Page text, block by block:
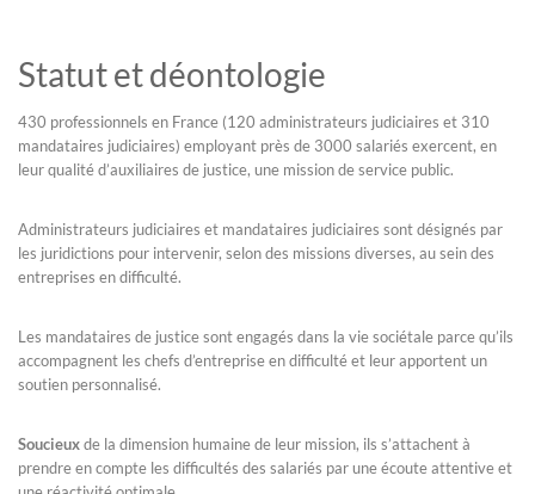
Statut et déontologie
430 professionnels en France (120 administrateurs judiciaires et 310
mandataires judiciaires) employant près de 3000 salariés exercent, en
leur qualité d’auxiliaires de justice, une mission de service public.
Administrateurs judiciaires et mandataires judiciaires sont désignés par
les juridictions pour intervenir, selon des missions diverses, au sein des
entreprises en difficulté.
Les mandataires de justice sont engagés dans la vie sociétale parce qu’ils
accompagnent les chefs d’entreprise en difficulté et leur apportent un
soutien personnalisé.
Soucieuxde la dimension humaine de leur mission, ils s’attachent à
prendre en compte les difficultés des salariés par une écoute attentive et